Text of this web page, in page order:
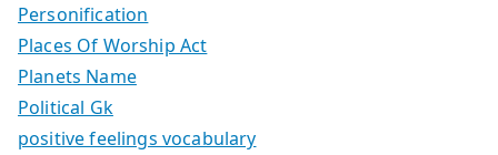
Personification
Places Of Worship Act
Planets Name
Political Gk
positive feelings vocabulary